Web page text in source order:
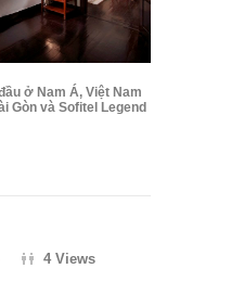
ở Nam Á, Việt Nam
Gòn và Sofitel Legend
4 Views